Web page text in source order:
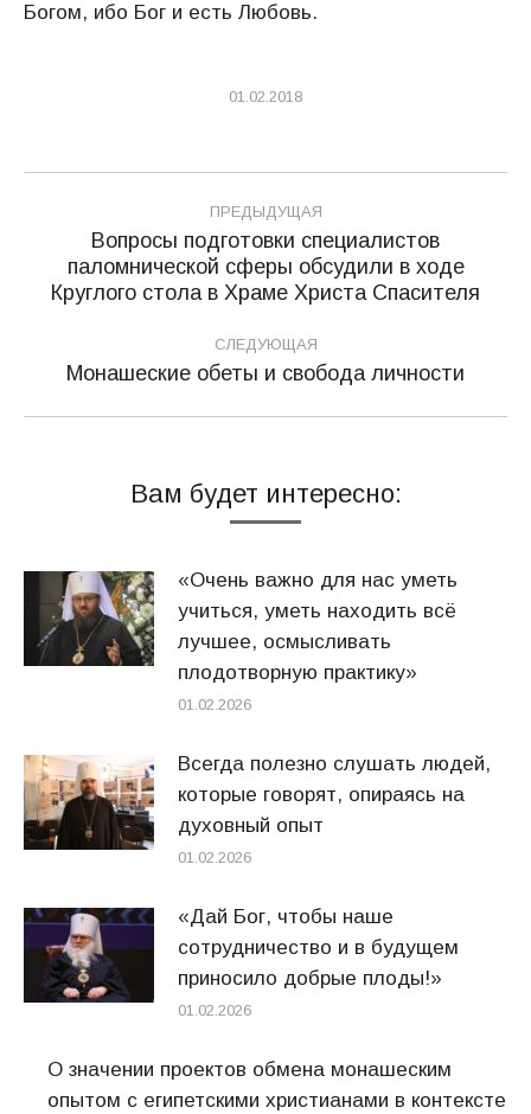
Богом, ибо Бог и есть Любовь.
01.02.2018
Навигация
записям
ПРЕДЫДУЩАЯ
Предыдущая
запись:
Вопросы подготовки специалистов
паломнической сферы обсудили в ходе
Круглого стола в Храме Христа Спасителя
СЛЕДУЮЩАЯ
Следующая
Монашеские обеты и свобода личности
Вам будет интересно:
«Очень важно для нас уметь
учиться, уметь находить всё
лучшее, осмысливать
плодотворную практику»
01.02.2026
Всегда полезно слушать людей,
которые говорят, опираясь на
духовный опыт
01.02.2026
«Дай Бог, чтобы наше
сотрудничество и в будущем
приносило добрые плоды!»
01.02.2026
О значении проектов обмена монашеским
опытом с египетскими христианами в контексте